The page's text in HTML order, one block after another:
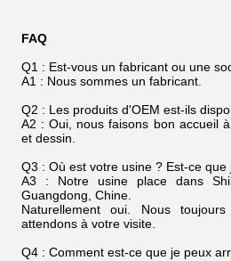
FAQ
Q1 : Est-vous un fabricant ou une
A1 : Nous sommes un fabricant.
Q2 : Les produits d'OEM est-ils
A2 : Oui, nous faisons bon accueil
et dessin.
Q3 : Où est votre usine ? Est-ce que
A3 : Notre usine place dans
Guangdong, Chine.
Naturellement oui. Nous
attendons à votre visite.
Q4 : Comment est-ce que je peux